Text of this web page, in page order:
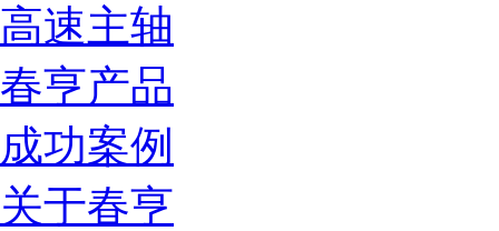
高速主轴
春亨产品
成功案例
关于春亨